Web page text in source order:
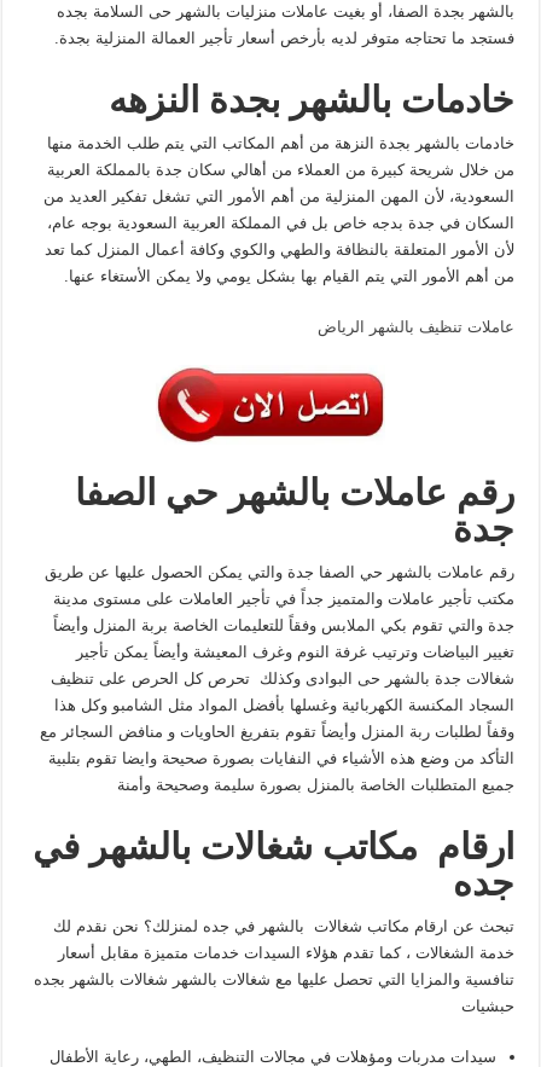
بالشهر بجدة الصفا، أو بغيت عاملات منزليات بالشهر حى السلامة بجده
فستجد ما تحتاجه متوفر لديه بأرخص أسعار تأجير العمالة المنزلية بجدة.
خادمات بالشهر بجدة النزهه
خادمات بالشهر بجدة النزهة من أهم المكاتب التي يتم طلب الخدمة منها
من خلال شريحة كبيرة من العملاء من أهالي سكان جدة بالمملكة العربية
السعودية، لأن المهن المنزلية من أهم الأمور التي تشغل تفكير العديد من
السكان في جدة بدجه خاص بل في المملكة العربية السعودية بوجه عام،
لأن الأمور المتعلقة بالنظافة والطهي والكوي وكافة أعمال المنزل كما تعد
من أهم الأمور التي يتم القيام بها بشكل يومي ولا يمكن الأستغاء عنها.
عاملات تنظيف بالشهر الرياض
رقم عاملات بالشهر حي الصفا
جدة
رقم عاملات بالشهر حي الصفا جدة والتي يمكن الحصول عليها عن طريق
مكتب تأجير عاملات والمتميز جداً في تأجير العاملات على مستوى مدينة
جدة والتي تقوم بكي الملابس وفقاً للتعليمات الخاصة بربة المنزل وأيضاً
تغيير البياضات وترتيب غرفة النوم وغرف المعيشة وأيضاً يمكن تأجير
شغالات جدة بالشهر حى البوادى وكذلك تحرص كل الحرص على تنظيف
السجاد المكنسة الكهربائية وغسلها بأفضل المواد مثل الشامبو وكل هذا
وقفاً لطلبات ربة المنزل وأيضاً تقوم بتفريغ الحاويات و منافض السجائر مع
التأكد من وضع هذه الأشياء في النفايات بصورة صحيحة وايضا تقوم بتلبية
جميع المتطلبات الخاصة بالمنزل بصورة سليمة وصحيحة وأمنة
ارقام مكاتب شغالات بالشهر في
جده
تبحث عن ارقام مكاتب شغالات بالشهر في جده لمنزلك؟ نحن نقدم لك
خدمة الشغالات ، كما تقدم هؤلاء السيدات خدمات متميزة مقابل أسعار
تنافسية والمزايا التي تحصل عليها مع شغالات بالشهر شغالات بالشهر بجده
حبشيات
سيدات مدربات ومؤهلات في مجالات التنظيف، الطهي، رعاية الأطفال